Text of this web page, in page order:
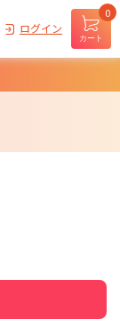
ログイン
カート
0